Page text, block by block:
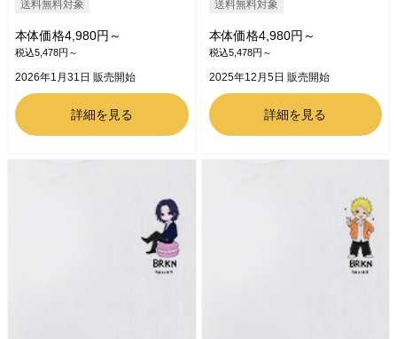
送料無料対象
本体価格4,980円～
税込5,478円～
2026年1月31日 販売開始
詳細を見る
送料無料対象
本体価格4,980円～
税込5,478円～
2025年12月5日 販売開始
詳細を見る